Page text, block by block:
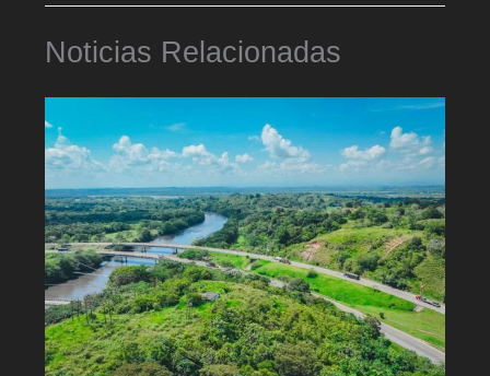
Noticias Relacionadas